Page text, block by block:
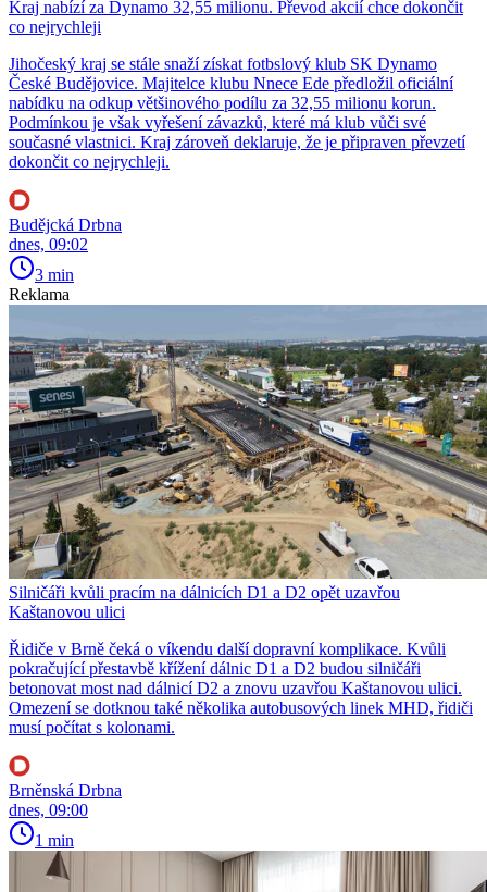
Kraj nabízí za Dynamo 32,55 milionu. Převod akcií chce dokončit
co nejrychleji
Jihočeský kraj se stále snaží získat fotbslový klub SK Dynamo
České Budějovice. Majitelce klubu Nnece Ede předložil oficiální
nabídku na odkup většinového podílu za 32,55 milionu korun.
Podmínkou je však vyřešení závazků, které má klub vůči své
současné vlastnici. Kraj zároveň deklaruje, že je připraven převzetí
dokončit co nejrychleji.
Budějcká Drbna
dnes, 09:02
3 min
Reklama
Silničáři kvůli pracím na dálnicích D1 a D2 opět uzavřou
Kaštanovou ulici
Řidiče v Brně čeká o víkendu další dopravní komplikace. Kvůli
pokračující přestavbě křížení dálnic D1 a D2 budou silničáři
betonovat most nad dálnicí D2 a znovu uzavřou Kaštanovou ulici.
Omezení se dotknou také několika autobusových linek MHD, řidiči
musí počítat s kolonami.
Brněnská Drbna
dnes, 09:00
1 min